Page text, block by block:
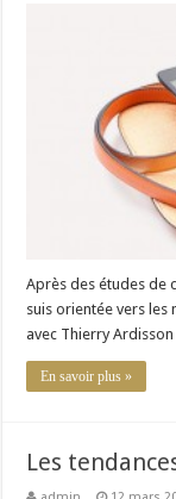
Après des études de
suis orientée vers les
avec Thierry
En savoir plus »
Les